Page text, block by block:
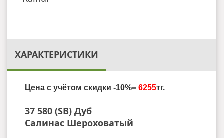
ХАРАКТЕРИСТИКИ
Цена с учётом скидки -10%= 6255тг.
37 580 (SB) Дуб
Салинас Шероховатый